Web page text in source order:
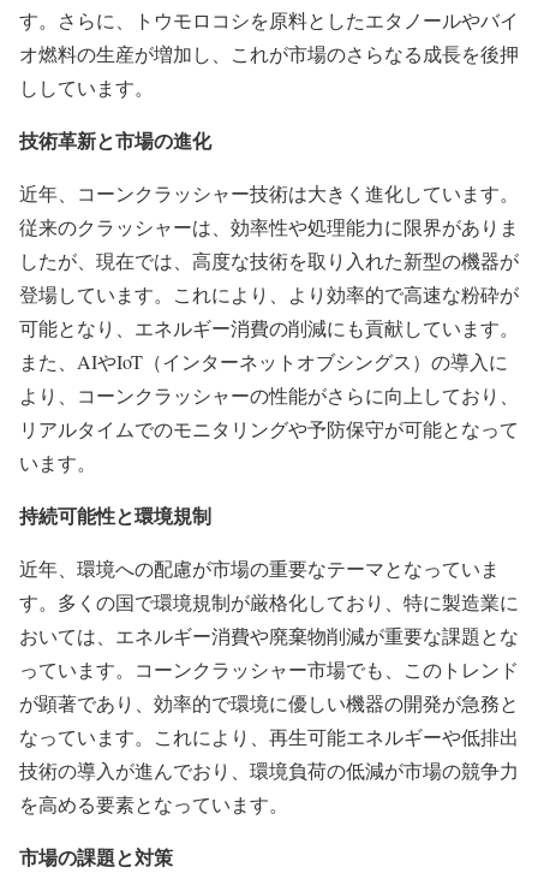
す。さらに、トウモロコシを原料としたエタノールやバイ
オ燃料の生産が増加し、これが市場のさらなる成長を後押
ししています。
技術革新と市場の進化
近年、コーンクラッシャー技術は大きく進化しています。
従来のクラッシャーは、効率性や処理能力に限界がありま
したが、現在では、高度な技術を取り入れた新型の機器が
登場しています。これにより、より効率的で高速な粉砕が
可能となり、エネルギー消費の削減にも貢献しています。
また、AIやIoT（インターネットオブシングス）の導入に
より、コーンクラッシャーの性能がさらに向上しており、
リアルタイムでのモニタリングや予防保守が可能となって
います。
持続可能性と環境規制
近年、環境への配慮が市場の重要なテーマとなっていま
す。多くの国で環境規制が厳格化しており、特に製造業に
おいては、エネルギー消費や廃棄物削減が重要な課題とな
っています。コーンクラッシャー市場でも、このトレンド
が顕著であり、効率的で環境に優しい機器の開発が急務と
なっています。これにより、再生可能エネルギーや低排出
技術の導入が進んでおり、環境負荷の低減が市場の競争力
を高める要素となっています。
市場の課題と対策